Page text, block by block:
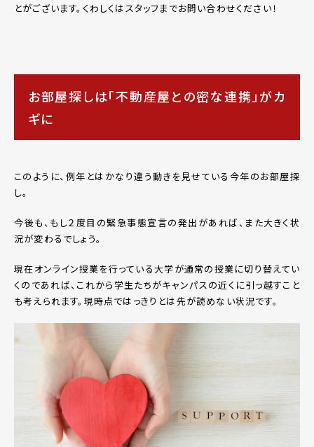
とがございます。くわしくはスタッフまでお問い合わせください！
お部屋探しは「不動産屋との密な連携」がカ
ギに
このように、例年とはかなり違う動きを見せている今年のお部屋探
し。
今後も、もし２度目の緊急事態宣言の発出があれば、また大きく状
況が変わるでしょう。
現在オンライン授業を行っている大学が通常の授業に切り替えてい
くのであれば、これから学生たちがキャンパスの近くに引っ越すこと
も考えられます。現時点ではっきりとは先が読めない状況です。